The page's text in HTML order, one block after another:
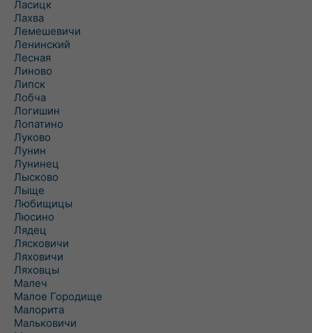
Ласицк
Лахва
Лемешевичи
Ленинский
Лесная
Линово
Липск
Лобча
Логишин
Лопатино
Луково
Лунин
Лунинец
Лысково
Лыще
Любищицы
Люсино
Лядец
Лясковичи
Ляховичи
Ляховцы
Малеч
Малое Городище
Малорита
Мальковичи